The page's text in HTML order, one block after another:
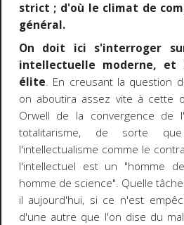
strict ; d'où le climat de
général.
On doit ici s'interroger
intellectuelle moderne, et
élite. En creusant la question
on aboutira assez vite à cette
Orwell de la convergence de
totalitarisme, de sorte
l'intellectualisme comme le
l'intellectuel est un "homme
homme de science". Quelle
il aujourd'hui, si ce n'est
d'une autre que l'on dise du